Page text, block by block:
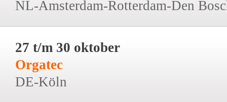
NL-Amsterdam-Rotterdam-Den
27 t/m 30 oktober
Orgatec
DE-Köln